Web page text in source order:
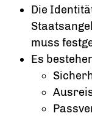
Die
muss
Es